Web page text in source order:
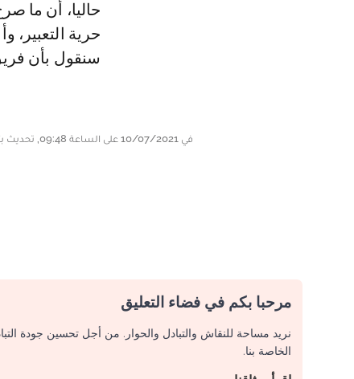
حاليا، أن ما
حرية التعبير،
سنقول بأن
في 10/07/2021 على الساعة 09:48, تحديث بتاريخ 10/07/2021 على الساعة 22:46
مرحبا بكم في فضاء التعليق
نريد مساحة للنقاش والتبادل والحوار. من أجل تحسين جودة
الخاصة بنا.